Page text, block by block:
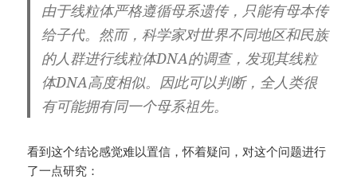
由于线粒体严格遵循母系遗传，只能有母本传
给子代。然而，科学家对世界不同地区和民族
的人群进行线粒体DNA的调查，发现其线粒
体DNA高度相似。因此可以判断，全人类很
有可能拥有同一个母系祖先。
看到这个结论感觉难以置信，怀着疑问，对这个问题进行
了一点研究：